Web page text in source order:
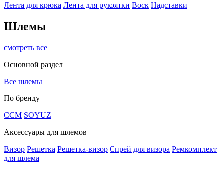
Лента для крюка Лента для рукоятки Воск Надставки
Шлемы
смотреть все
Основной раздел
Все шлемы
По бренду
CCM SOYUZ
Аксессуары для шлемов
Визор Решетка Решетка-визор Спрей для визора Ремкомплект
для шлема